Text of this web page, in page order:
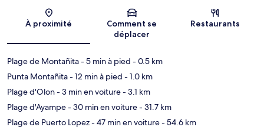
À proximité
Comment se
déplacer
Restaurants
Plage de Montañita- 5 min à pied - 0.5 km
Punta Montañita- 12 min à pied - 1.0 km
Plage d'Olon- 3 min en voiture- 3.1 km
Plage d'Ayampe- 30 min en voiture- 31.7 km
Plage de Puerto Lopez- 47 min en voiture- 54.6 km